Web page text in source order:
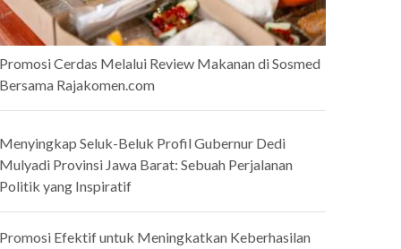
Cerdas Melalui Review Makanan di Sosmed
Rajakomen.com
Seluk-Beluk Profil Gubernur Dedi
Provinsi Jawa Barat: Sebuah Perjalanan
yang Inspiratif
Efektif untuk Meningkatkan Keberhasilan